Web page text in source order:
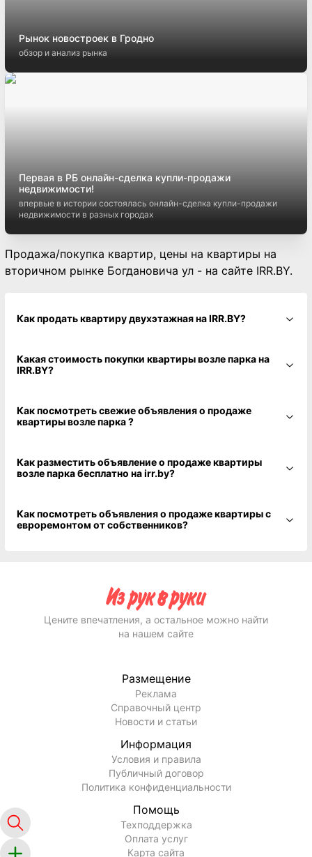
Рынок новостроек в Гродно
обзор и анализ рынка
Первая в РБ онлайн-сделка купли-продажи
недвижимости!
впервые в истории состоялась онлайн-сделка купли-продажи
недвижимости в разных городах
Продажа/покупка квартир, цены на квартиры на
вторичном рынке Богдановича ул - на сайте IRR.BY.
Как продать квартиру двухэтажная на IRR.BY?
Какая стоимость покупки квартиры возле парка на
IRR.BY?
Как посмотреть свежие объявления о продаже
квартиры возле парка ?
Как разместить объявление о продаже квартиры
возле парка бесплатно на irr.by?
Как посмотреть объявления о продаже квартиры с
евроремонтом от собственников?
Цените впечатления, а остальное можно найти
на нашем сайте
Размещение
Реклама
Справочный центр
Новости и статьи
Информация
Условия и правила
Публичный договор
Политика конфиденциальности
Помощь
Техподдержка
Оплата услуг
Карта сайта